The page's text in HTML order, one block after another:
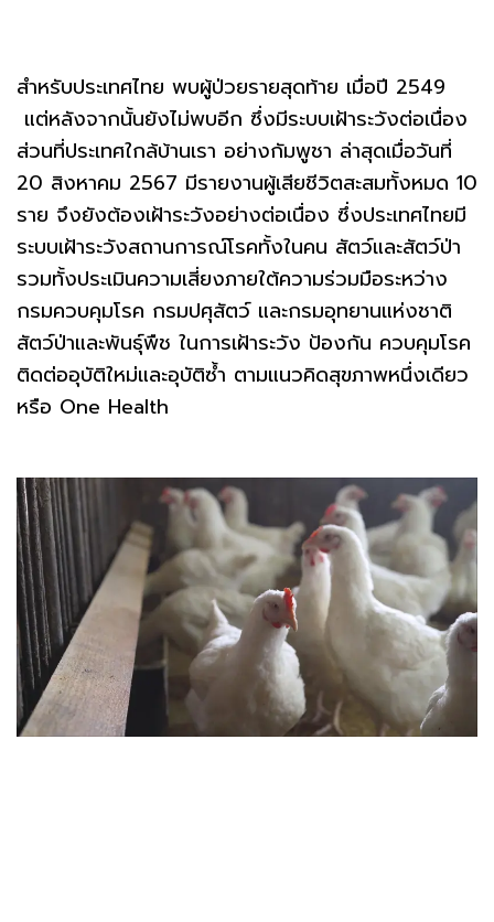
สำหรับประเทศไทย พบผู้ป่วยรายสุดท้าย เมื่อปี 2549
แต่หลังจากนั้นยังไม่พบอีก ซึ่งมีระบบเฝ้าระวังต่อเนื่อง
ส่วนที่ประเทศใกล้บ้านเรา อย่างกัมพูชา ล่าสุดเมื่อวันที่
20 สิงหาคม 2567 มีรายงานผู้เสียชีวิตสะสมทั้งหมด 10
ราย จึงยังต้องเฝ้าระวังอย่างต่อเนื่อง ซึ่งประเทศไทยมี
ระบบเฝ้าระวังสถานการณ์โรคทั้งในคน สัตว์และสัตว์ป่า
รวมทั้งประเมินความเสี่ยงภายใต้ความร่วมมือระหว่าง
กรมควบคุมโรค กรมปศุสัตว์ และกรมอุทยานแห่งชาติ
สัตว์ป่าและพันธุ์พืช ในการเฝ้าระวัง ป้องกัน ควบคุมโรค
ติดต่ออุบัติใหม่และอุบัติซ้ำ ตามแนวคิดสุขภาพหนึ่งเดียว
หรือ One Health